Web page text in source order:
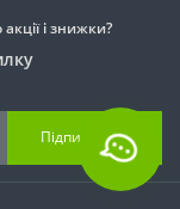
і знижки?
Підписатися